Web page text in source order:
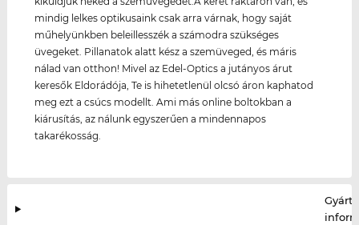
mindig lelkes optikusaink csak arra várnak, hogy saját
műhelyünkben beleillesszék a számodra szükséges
üvegeket. Pillanatok alatt kész a szemüveged, és máris
nálad van otthon! Mivel az Edel-Optics a jutányos árut
keresők Eldorádója, Te is hihetetlenül olcsó áron kaphatod
meg ezt a csúcs modellt. Ami más online boltokban a
kiárusítás, az nálunk egyszerűen a mindennapos
takarékosság.